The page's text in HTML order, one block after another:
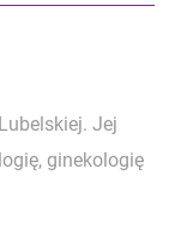
Jej
ginekologię